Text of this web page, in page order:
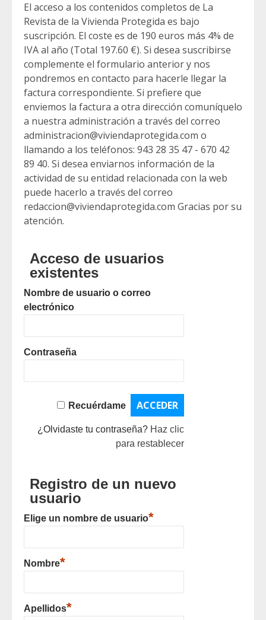
El acceso a los contenidos completos de La
Revista de la Vivienda Protegida es bajo
suscripción. El coste es de 190 euros más 4% de
IVA al año (Total 197.60 €). Si desea suscribirse
complemente el formulario anterior y nos
pondremos en contacto para hacerle llegar la
factura correspondiente. Si prefiere que
enviemos la factura a otra dirección comuníquelo
a nuestra administración a través del correo
administracion@viviendaprotegida.com o
llamando a los teléfonos: 943 28 35 47 - 670 42
89 40. Si desea enviarnos información de la
actividad de su entidad relacionada con la web
puede hacerlo a través del correo
redaccion@viviendaprotegida.com Gracias por su
atención.
Acceso de usuarios
existentes
Nombre de usuario o correo
electrónico
Contraseña
Recuérdame
¿Olvidaste tu contraseña? Haz clic
para restablecer
Registro de un nuevo
usuario
Elige un nombre de usuario*
Nombre*
Apellidos*